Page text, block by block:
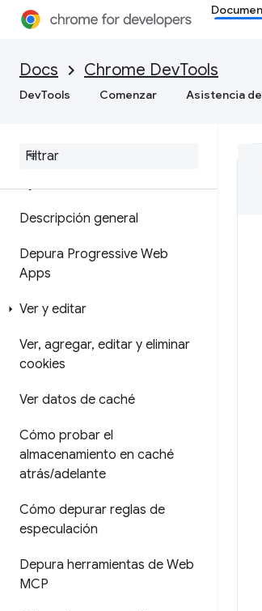
Docs Chrome DevTools
DevTools Comenzar Asistencia
de memoria
montón
Descripción general
Depura Progressive Web
Apps
Ver y editar
Ver, agregar, editar y eliminar
cookies
Ver datos de caché
Cómo probar el
almacenamiento en caché
atrás/adelante
Cómo depurar reglas de
especulación
Depura herramientas de Web
MCP